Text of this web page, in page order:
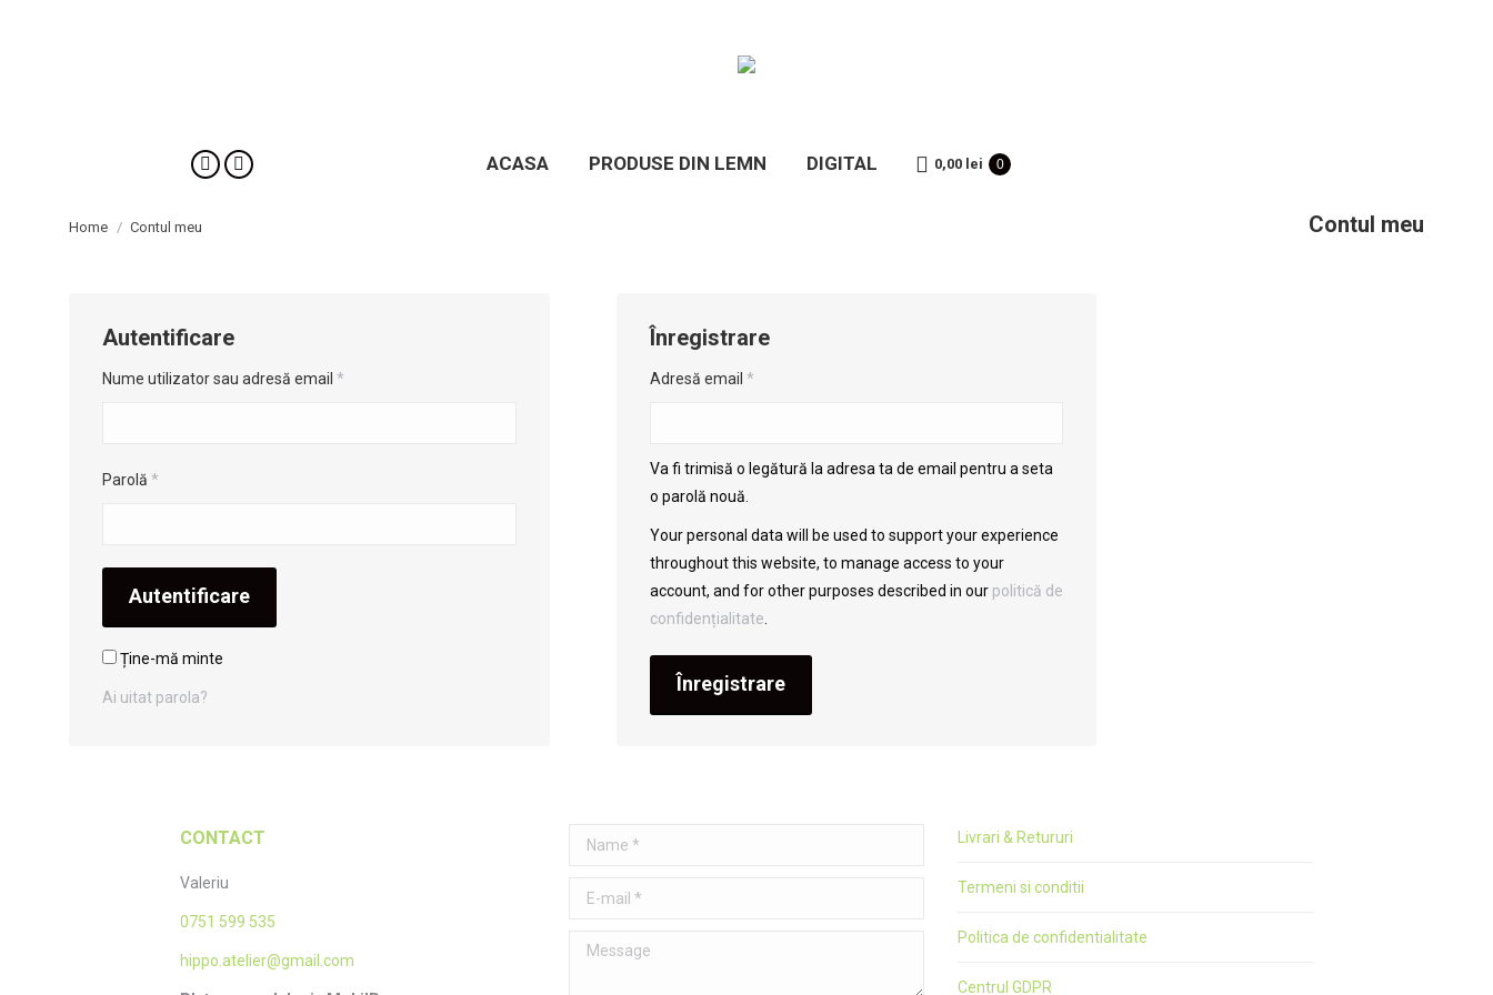
ACASA PRODUSE DIN LEMN DIGITAL 0,00 lei 0
You are here:
Home Contul meu Contul meu
Autentificare
Nume utilizator sau adresă email *
Parolă *
Autentificare
Ține-mă minte
Ai uitat parola?
Înregistrare
Adresă email *
Va fi trimisă o legătură la adresa ta de email pentru a seta
o parolă nouă.
Your personal data will be used to support your experience
throughout this website, to manage access to your
account, and for other purposes described in our politică de
confidențialitate
Înregistrare
CONTACT
Valeriu
0751 599 535
hippo.atelier@gmail.com
Name *
E-mail *
Message
Livrari & Retururi
Termeni si conditii
Politica de confidentialitate
Centrul GDPR